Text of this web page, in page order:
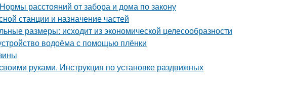
расстояний от забора и дома по закону
станции и назначение частей
размеры: исходит из экономической целесообразности
водоёма с помощью плёнки
руками. Инструкция по установке раздвижных